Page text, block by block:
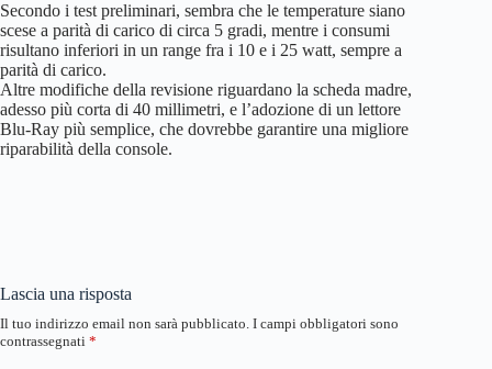
Secondo i test preliminari, sembra che le temperature siano
scese a parità di carico di circa 5 gradi, mentre i consumi
risultano inferiori in un range fra i 10 e i 25 watt, sempre a
parità di carico.
Altre modifiche della revisione riguardano la scheda madre,
adesso più corta di 40 millimetri, e l’adozione di un lettore
Blu-Ray più semplice, che dovrebbe garantire una migliore
riparabilità della console.
Lascia una risposta
Il tuo indirizzo email non sarà pubblicato. I campi obbligatori sono
contrassegnati *